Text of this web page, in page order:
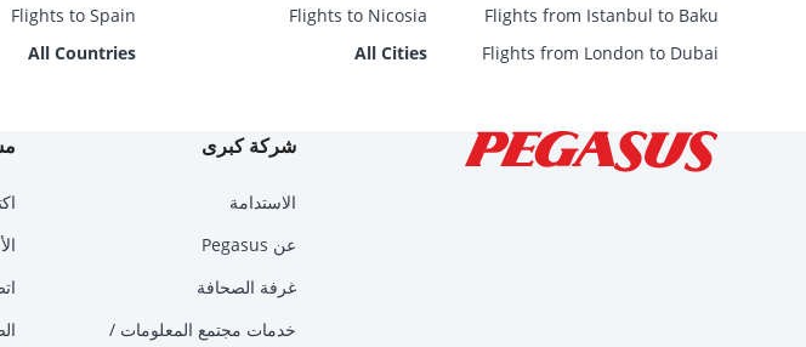
Flights from Istanbul to Baku
Flights from London to Dubai
Flights to Nicosia
All Cities
Flights to Spain
All Countries
شركة كبرى
الاستدامة
عن Pegasus
غرفة الصحافة
خدمات مجتمع المعلومات /